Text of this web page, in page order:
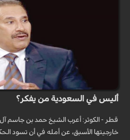
أليس في السعودية من يفكر؟
قطر - الكوثر: أعرب الشيخ حمد بن جاسم آل
خارجيتها الأسبق، عن أمله في أن تسود